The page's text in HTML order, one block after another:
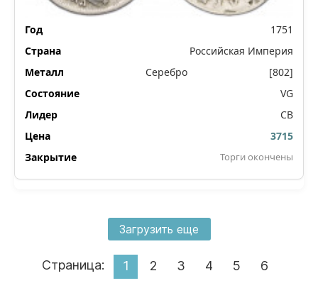
1751
Российская Империя
Серебро
[802]
VG
СВ
3715
Торги окончены
Загрузить еще
Страница: 1 2 3 4 5 6